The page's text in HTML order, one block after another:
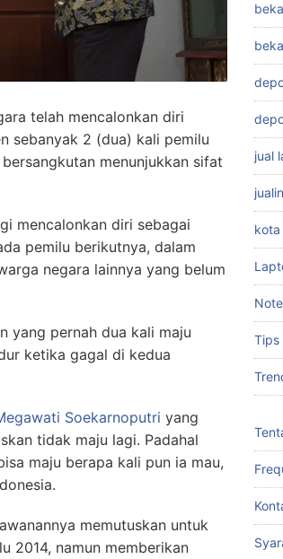
telah mencalonkan diri
sebanyak 2 (dua) kali pemilu
menunjukkan sifat
mencalonkan diri sebagai
pemilu berikutnya, dalam
negara lainnya yang belum
yang pernah dua kali maju
ketika gagal di kedua
Soekarnoputri yang
tidak maju lagi. Padahal
maju berapa kali pun ia mau,
memutuskan untuk
2014, namun memberikan
jual
Tips